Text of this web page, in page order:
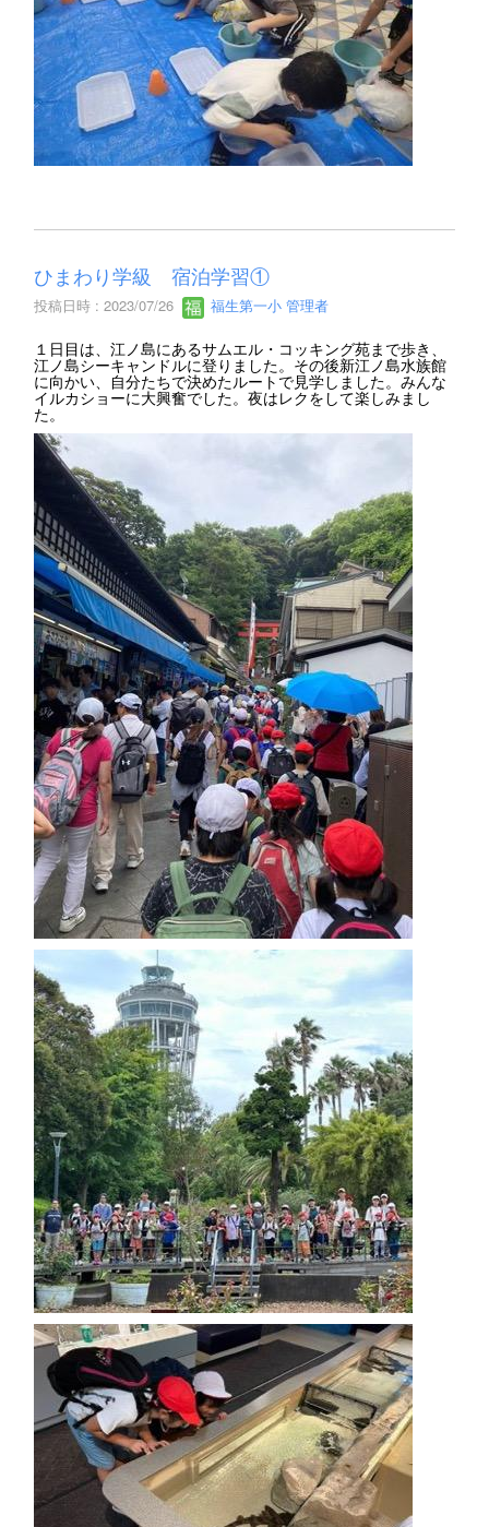
ひまわり学級 宿泊学習①
投稿日時 : 2023/07/26 福生第一小 管理者
１日目は、江ノ島にあるサムエル・コッキング苑まで歩き、
江ノ島シーキャンドルに登りました。その後新江ノ島水族館
に向かい、自分たちで決めたルートで見学しました。みんな
イルカショーに大興奮でした。夜はレクをして楽しみまし
た。